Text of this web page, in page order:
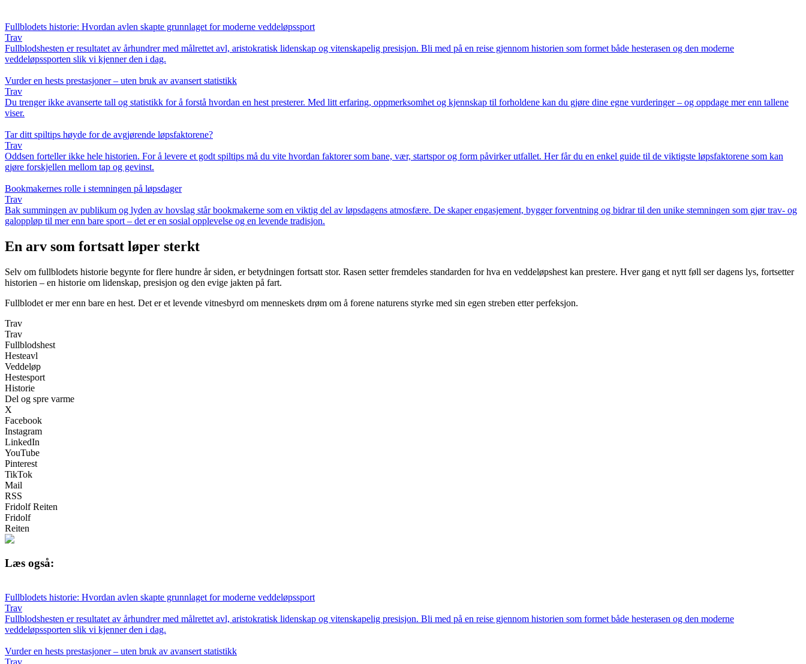
Fullblodets historie: Hvordan avlen skapte grunnlaget for moderne veddeløpssport
Trav
Fullblodshesten er resultatet av århundrer med målrettet avl, aristokratisk lidenskap og vitenskapelig presisjon. Bli med på en reise gjennom historien som formet både hesterasen og den moderne
veddeløpssporten slik vi kjenner den i dag.
Vurder en hests prestasjoner – uten bruk av avansert statistikk
Trav
Du trenger ikke avanserte tall og statistikk for å forstå hvordan en hest presterer. Med litt erfaring, oppmerksomhet og kjennskap til forholdene kan du gjøre dine egne vurderinger – og oppdage mer enn tallene
viser.
Tar ditt spiltips høyde for de avgjørende løpsfaktorene?
Trav
Oddsen forteller ikke hele historien. For å levere et godt spiltips må du vite hvordan faktorer som bane, vær, startspor og form påvirker utfallet. Her får du en enkel guide til de viktigste løpsfaktorene som kan
gjøre forskjellen mellom tap og gevinst.
Bookmakernes rolle i stemningen på løpsdager
Trav
Bak summingen av publikum og lyden av hovslag står bookmakerne som en viktig del av løpsdagens atmosfære. De skaper engasjement, bygger forventning og bidrar til den unike stemningen som gjør trav- og
galoppløp til mer enn bare sport – det er en sosial opplevelse og en levende tradisjon.
En arv som fortsatt løper sterkt
Selv om fullblodets historie begynte for flere hundre år siden, er betydningen fortsatt stor. Rasen setter fremdeles standarden for hva en veddeløpshest kan prestere. Hver gang et nytt føll ser dagens lys, fortsetter
historien – en historie om lidenskap, presisjon og den evige jakten på fart.
Fullblodet er mer enn bare en hest. Det er et levende vitnesbyrd om menneskets drøm om å forene naturens styrke med sin egen streben etter perfeksjon.
Trav
Trav
Fullblodshest
Hesteavl
Veddeløp
Hestesport
Historie
Del og spre varme
X
Facebook
Instagram
LinkedIn
YouTube
Pinterest
TikTok
Mail
RSS
Fridolf Reiten
Fridolf
Reiten
Læs også:
Fullblodets historie: Hvordan avlen skapte grunnlaget for moderne veddeløpssport
Trav
Fullblodshesten er resultatet av århundrer med målrettet avl, aristokratisk lidenskap og vitenskapelig presisjon. Bli med på en reise gjennom historien som formet både hesterasen og den moderne
veddeløpssporten slik vi kjenner den i dag.
Vurder en hests prestasjoner – uten bruk av avansert statistikk